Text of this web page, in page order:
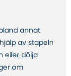
annat
av stapeln
eller dölja
om